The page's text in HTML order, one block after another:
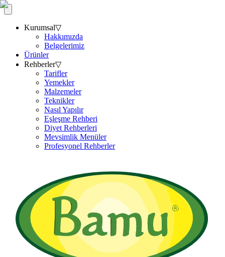
Kurumsal▽
Hakkımızda
Belgelerimiz
Ürünler
Rehberler▽
Tarifler
Yemekler
Malzemeler
Teknikler
Nasıl Yapılır
Eşleşme Rehberi
Diyet Rehberleri
Mevsimlik Menüler
Profesyonel Rehberler